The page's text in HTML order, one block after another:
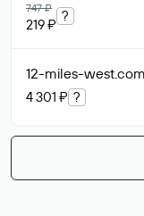
747 ₽
219 ₽
?
12-miles-west.com
4 301 ₽ ?